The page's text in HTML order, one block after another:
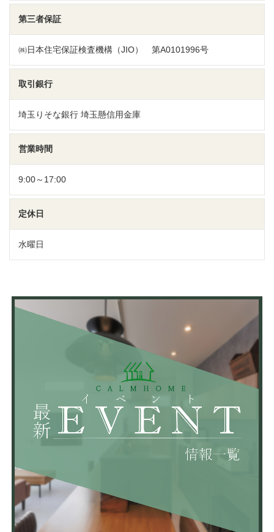
第三者保証
㈱日本住宅保証検査機構（JIO） 第A0101996号
取引銀行
埼玉りそな銀行 埼玉懸信用金庫
営業時間
9:00～17:00
定休日
水曜日